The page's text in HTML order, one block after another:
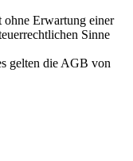
Erwartung einer
Sinne
gelten die AGB von